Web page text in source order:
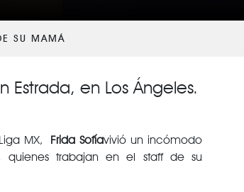
SU MAMÁ
en Los Ángeles.
MX, Frida Sofíavivió un incómodo
quienes trabajan en el staff de su